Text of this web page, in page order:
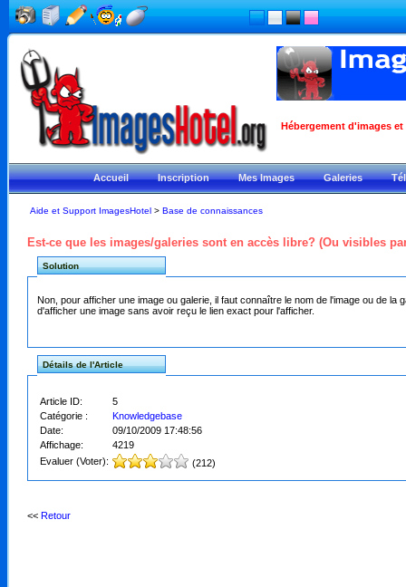
Hébergement d'images
Accueil Inscription Mes Images Galeries
Aide et Support ImagesHotel> Base de connaissances
Est-ce que les images/galeries sont en accès libre? (Ou visibles
Solution
Non, pour afficher une image ou galerie, il faut connaître le nom de l'image ou de la
d'afficher une image sans avoir reçu le lien exact pour l'afficher.
Détails de l'Article
Article ID:
5
Catégorie :
Knowledgebase
Date:
09/10/2009 17:48:56
Affichage:
4219
Evaluer (Voter):
(212)
<< Retour